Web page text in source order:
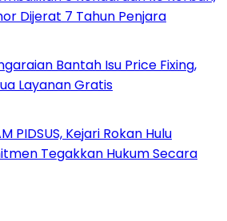
Dijerat 7 Tahun Penjara
Bantah Isu Price Fixing,
Layanan Gratis
PIDSUS, Kejari Rokan Hulu
Tegakkan Hukum Secara